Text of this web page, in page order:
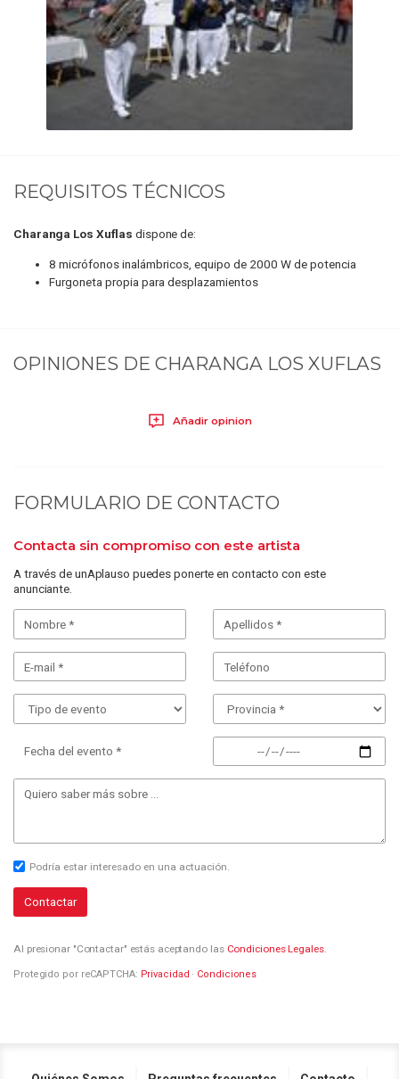
REQUISITOS TÉCNICOS
Charanga Los Xuflas dispone de:
8 micrófonos inalámbricos, equipo de 2000 W de potencia
Furgoneta propia para desplazamientos
OPINIONES DE CHARANGA LOS XUFLAS
Añadir opinion
FORMULARIO DE CONTACTO
Contacta sin compromiso con este artista
A través de unAplauso puedes ponerte en contacto con este
anunciante.
Fecha del evento *
Podría estar interesado en una actuación.
Contactar
Al presionar "Contactar" estás aceptando las Condiciones Legales.
Protegido por reCAPTCHA: Privacidad · Condiciones